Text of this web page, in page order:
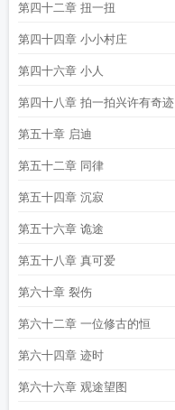
第四十二章 扭一扭
第四十四章 小小村庄
第四十六章 小人
第四十八章 拍一拍兴许有奇迹
第五十章 启迪
第五十二章 同律
第五十四章 沉寂
第五十六章 诡途
第五十八章 真可爱
第六十章 裂伤
第六十二章 一位修古的恒
第六十四章 迹时
第六十六章 观途望图